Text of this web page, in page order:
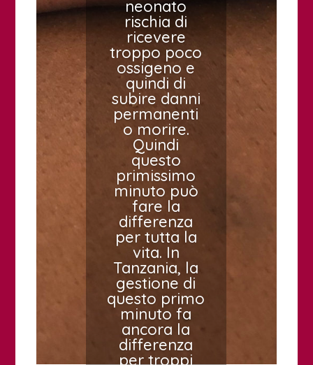
neonato
rischia di
ricevere
troppo poco
ossigeno e
quindi di
subire danni
permanenti
o morire.
Quindi
questo
primissimo
minuto può
fare la
differenza
per tutta la
vita. In
Tanzania, la
gestione di
questo primo
minuto fa
ancora la
differenza
per troppi